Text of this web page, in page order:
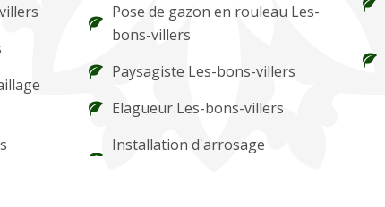
Pose de gazon en rouleau Les-
bons-villers
Paysagiste Les-bons-villers
Elagueur Les-bons-villers
Installation d'arrosage